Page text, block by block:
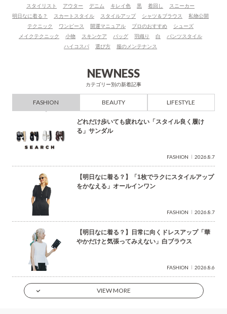
ワ
ー
ド
で
スタイリスト アウター デニム キレイ色 黒 着回し
スニーカー
明日なに着る？
スカートスタイル スタイルアップ シャツ＆ブラウス
私物公開
テクニック
ワンピース 開運マニュアル プロのおすすめ
シューズ
メイクテクニック
小物 スキンケア バッグ 羽織り 白
パンツスタイル
ハイコスパ
選び方 服のメンテナンス
NEWNESS
カテゴリー別の新着記事
FASHION BEAUTY LIFESTYLE
どれだけ歩いても疲れない「スタイル良く履け
る」サンダル
FASHION 2026.8.7
【明日なに着る？】「1枚でラクにスタイルアップ
をかなえる」オールインワン
FASHION 2026.8.7
【明日なに着る？】日常に向くドレスアップ「華
やかだけと気張ってみえない」白ブラウス
FASHION 2026.8.6
VIEW MORE